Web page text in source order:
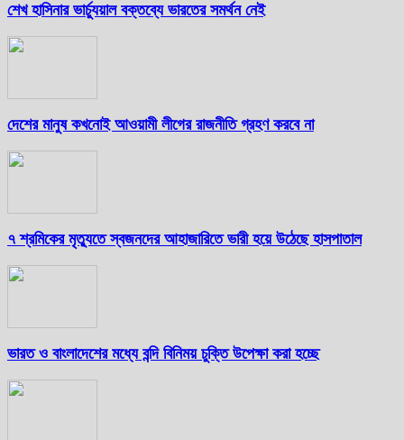
শেখ হাসিনার ভার্চ্যুয়াল বক্তব্যে ভারতের সমর্থন নেই
দেশের মানুষ কখনোই আওয়ামী লীগের রাজনীতি গ্রহণ করবে না
৭ শ্রমিকের মৃত্যুতে স্বজনদের আহাজারিতে ভারী হয়ে উঠেছে হাসপাতাল
ভারত ও বাংলাদেশের মধ্যে বন্দি বিনিময় চুক্তি উপেক্ষা করা হচ্ছে